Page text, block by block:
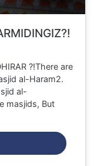
?!There are
al-Haram2.
al-
masjids, But